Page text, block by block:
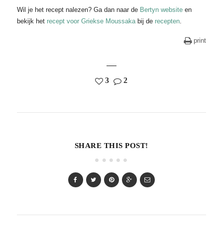
Wil je het recept nalezen? Ga dan naar de Bertyn websiteen
bekijk het recept voor Griekse Moussakabij de recepten.
print
3 2
SHARE THIS POST!